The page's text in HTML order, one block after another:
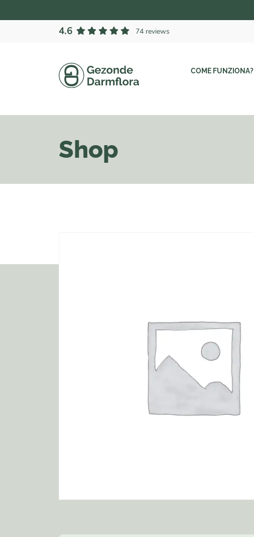
4.6 74 reviews
COME FUNZIONA?
Shop